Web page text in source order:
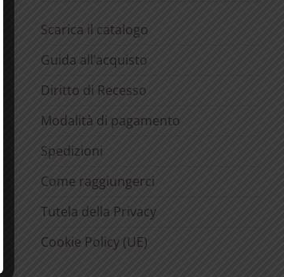
Scarica il catalogo
Guida all’acquisto
Diritto di Recesso
Modalità di pagamento
Spedizioni
Come raggiungerci
Tutela della Privacy
Cookie Policy (UE)